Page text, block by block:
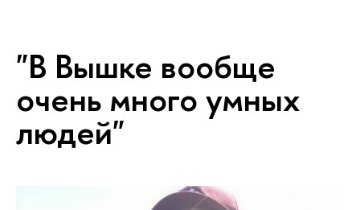
"В Вышке вообще
очень много умных
людей"